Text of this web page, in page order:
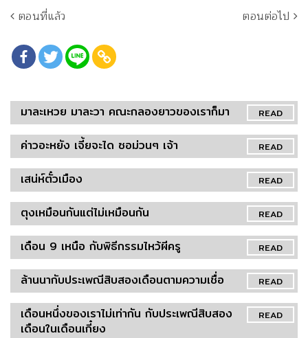
ตอนที่แล้ว
ตอนต่อไป
READ
มาละเหวย มาละวา คณะกลองยาวของเราก็มา
READ
ค่าวอะหยัง เจี้ยจะได ซอม่วนๆ เจ้า
READ
เสน่ห์ตั๋วเมือง
READ
ตุงเหมือนกันแต่ไม่เหมือนกัน
READ
เดือน 9 เหนือ กับพิธีกรรมไหว้ผีครู
READ
ล้านนากับประเพณีสิบสองเดือนตามความเชื่อ
READ
เดือนหนึ่งของเราไม่เท่ากัน กับประเพณีสิบสอง
เดือนในเดือนเกี๋ยง